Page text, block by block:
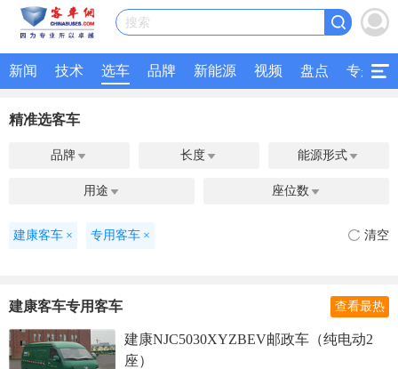
搜索
新闻 技术 选车 品牌 新能源 视频 盘点 专题
精准选客车
品牌  长度  能源形式 
用途  座位数 
建康客车 × 专用客车 × 清空
建康客车专用客车 查看最热
建康NJC5030XYZBEV邮政车（纯电动2
座）